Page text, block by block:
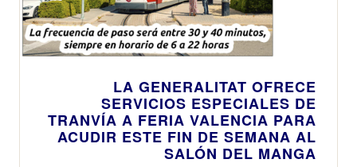
LA GENERALITAT OFRECE
SERVICIOS ESPECIALES DE
TRANVÍA A FERIA VALENCIA PARA
ACUDIR ESTE FIN DE SEMANA AL
SALÓN DEL MANGA